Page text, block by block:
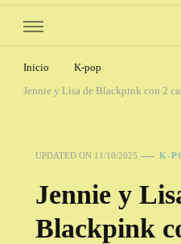
Inicio
K-pop
Jennie y Lisa de Blackpink con 2
UPDATED ON 11/10/2025 K-
Jennie y
Blackpink